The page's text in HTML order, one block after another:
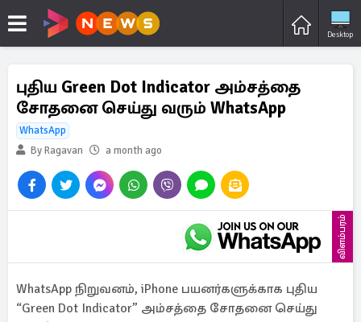
Desktop
புதிய Green Dot Indicator அம்சத்தை
சோதனை செய்து வரும் WhatsApp
WhatsApp
By Ragavan
a month ago
விளம்பரம்
WhatsApp நிறுவனம், iPhone பயனர்களுக்காக புதிய
“Green Dot Indicator” அம்சத்தை சோதனை செய்து